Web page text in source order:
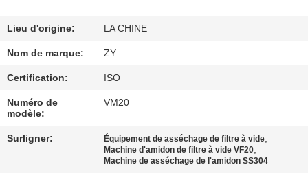
DE
QUALITÉ
CONTACTEZ-
NOUS
NOUVELLES
Lieu d'origine: LA CHINE
Nom de marque: ZY
Certification: ISO
Numéro de
modèle:
VM20
Surligner: Équipement de asséchage de filtre à vide,
Machine d'amidon de filtre à vide VF20,
Machine de asséchage de l'amidon SS304